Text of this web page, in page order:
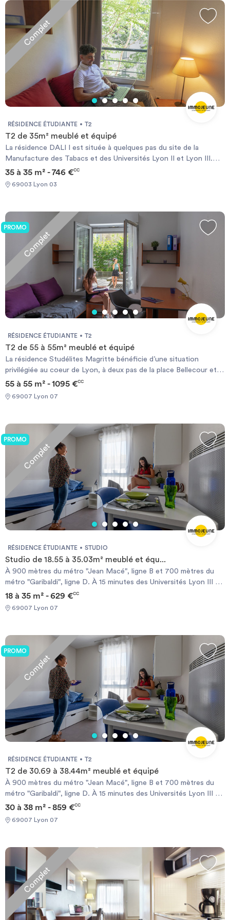
Complet
RÉSIDENCE ÉTUDIANTE T2
T2 de 35m² meublé et équipé
La résidence DALI I est située à quelques pas du site de la
Manufacture des Tabacs et des Universités Lyon II et Lyon III.
Dans cette résidence meublée, tout a été conçu pour vous
faciliter la vie. L´environnement n´est pas en reste puisque le bus,
le tramway, le métro "Garibaldi", la gare de La Part-Dieu et le
ballon d’eau chaude individuels.
35 à 35 m² - 746 €CC
69003 Lyon 03
Complet
PROMO
RÉSIDENCE ÉTUDIANTE T2
T2 de 55 à 55m² meublé et équipé
La résidence Studélites Magritte bénéficie d’une situation
privilégiée au coeur de Lyon, à deux pas de la place Bellecour et
de la gare de Perrache. Située à 100 mètres des Universités Lyon
II et Lyon III du quai Claude Bernard, c’est une résidence meublée
qui vous offre un maximum de confort et de sécurité pour suivre
Macé" et de nombreux commerces sont à proximité immédiate.
Chauffage électrique et ballon d’eau chaude individuels.
55 à 55 m² - 1095 €CC
69007 Lyon 07
Complet
PROMO
RÉSIDENCE ÉTUDIANTE STUDIO
Studio de 18.55 à 35.03m² meublé et équ...
À 900 mètres du métro "Jean Macé", ligne B et 700 mètres du
métro "Garibaldi", ligne D. À 15 minutes des Universités Lyon III et
Lyon I. Au coeur d’un des quartiers les plus commerçants de
Lyon. À 10 minutes de la place Bellecour et de la gare Lyon-
et WC. Chauffage électrique et ballon d’eau chaude individuels.
L’accès des non-étudiants à la résidence est limité et soumis à
conditions.
18 à 35 m² - 629 €CC
69007 Lyon 07
Complet
PROMO
RÉSIDENCE ÉTUDIANTE T2
T2 de 30.69 à 38.44m² meublé et équipé
À 900 mètres du métro "Jean Macé", ligne B et 700 mètres du
métro "Garibaldi", ligne D. À 15 minutes des Universités Lyon III et
Lyon I. Au coeur d’un des quartiers les plus commerçants de
Lyon. À 10 minutes de la place Bellecour et de la gare Lyon-
Perrache. Kitchenette équipée (évier, plaques électriques,
et WC. Chauffage électrique et ballon d’eau chaude individuels.
L’accès des non-étudiants à la résidence est limité et soumis à
conditions.
30 à 38 m² - 859 €CC
69007 Lyon 07
Complet